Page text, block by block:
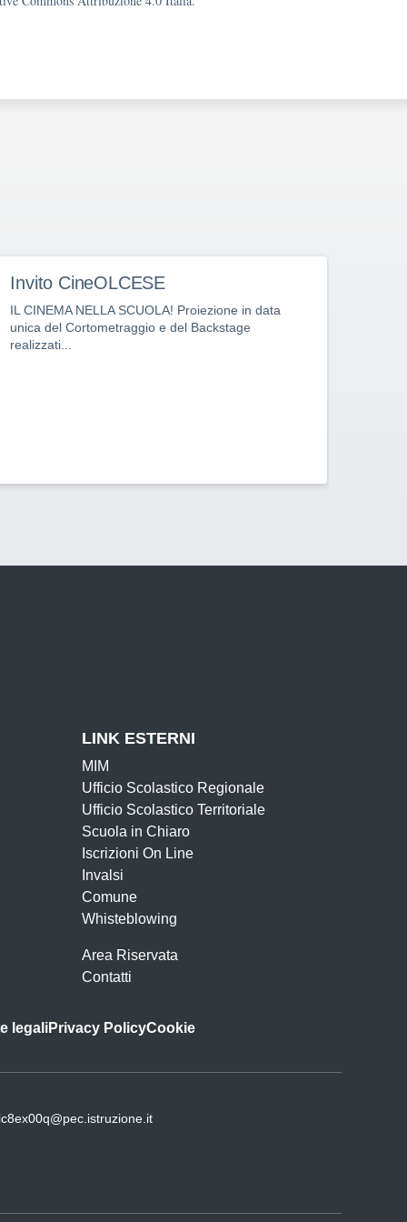
Invito CineOLCESE
IL CINEMA NELLA SCUOLA! Proiezione in data
unica del Cortometraggio e del Backstage
realizzati...
LINK ESTERNI
MIM
Ufficio Scolastico Regionale
Ufficio Scolastico Territoriale
Scuola in Chiaro
Iscrizioni On Line
Invalsi
Comune
Whisteblowing
Area Riservata
Contatti
legaliPrivacy PolicyCookie